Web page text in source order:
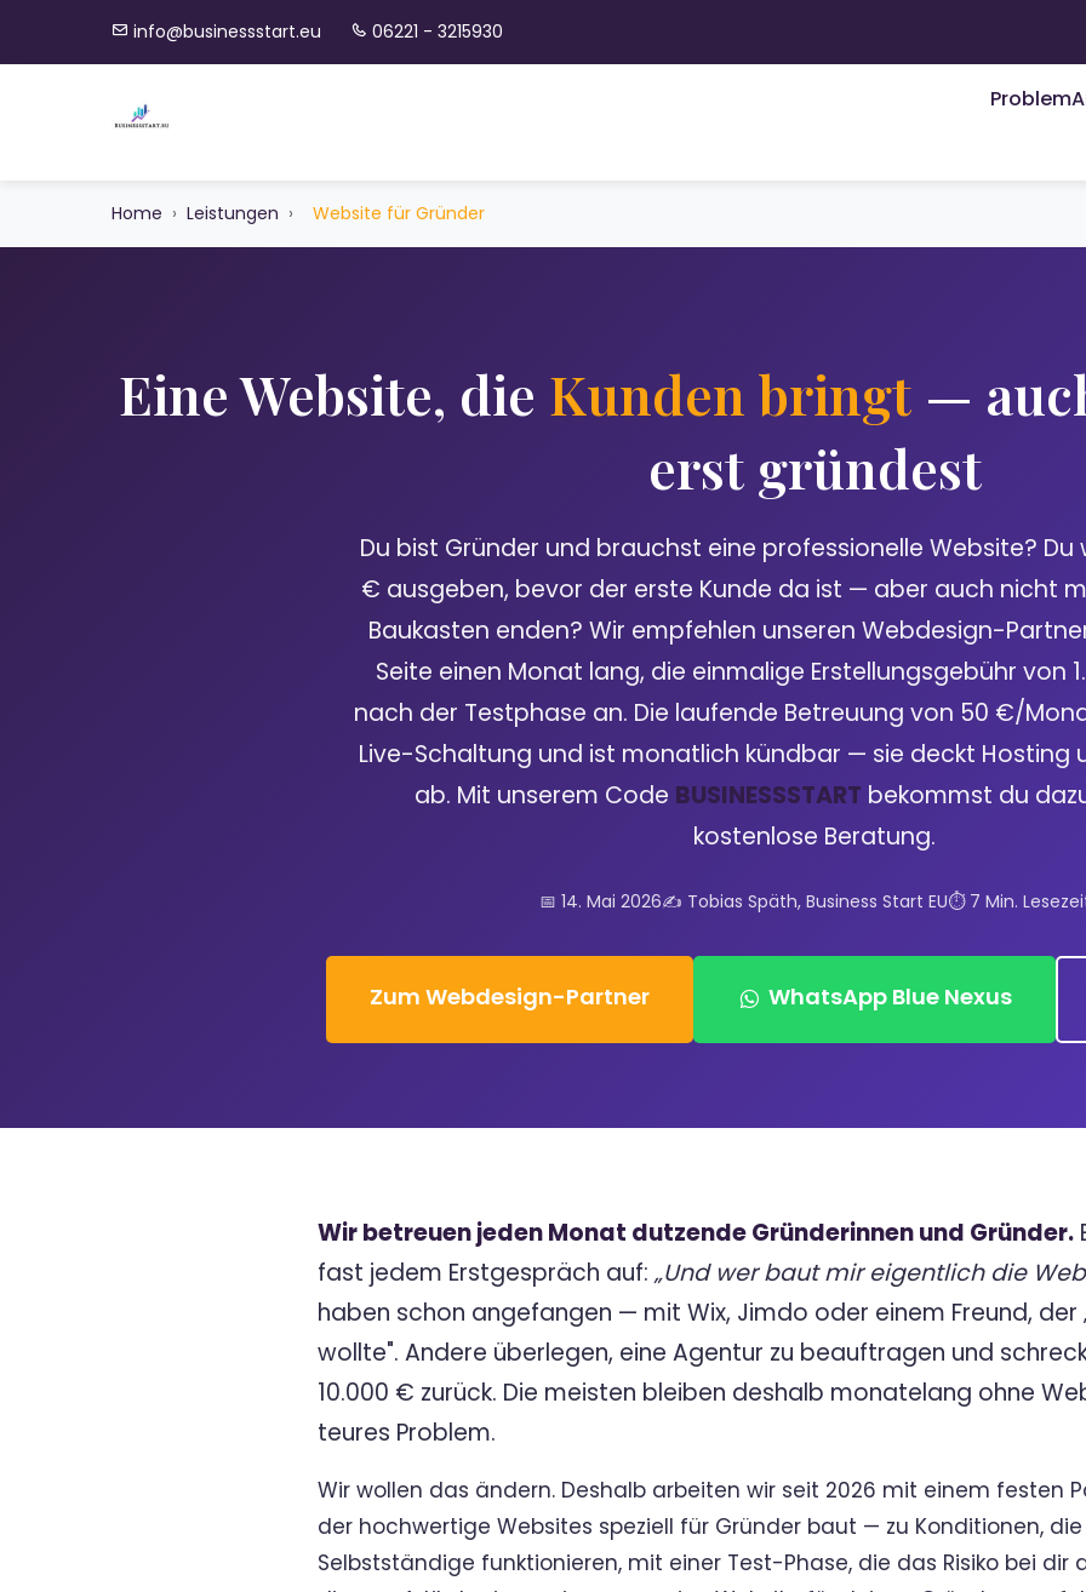
info@businessstart.eu 06221 - 3215930
Problem
Home › Leistungen › Website für Gründer
Eine Website, die Kunden bringt—
erst gründest
Du bist Gründer und brauchst eine professionelle Website? Du
€ ausgeben, bevor der erste Kunde da ist — aber auch nicht
Baukasten enden? Wir empfehlen unseren Webdesign-
Seite einen Monat lang, die einmalige Erstellungsgebühr von
nach der Testphase an. Die laufende Betreuung von 50 €/
Live-Schaltung und ist monatlich kündbar — sie deckt Hosting
ab. Mit unserem Code BUSINESSSTART bekommst du
kostenlose Beratung.
📅 14. Mai 2026✍️ Tobias Späth, Business Start EU⏱️ 7 Min.
Zum Webdesign-Partner WhatsApp Blue Nexus
Wir betreuen jeden Monat dutzende Gründerinnen und Gründer.
fast jedem Erstgespräch auf: „Und wer baut mir eigentlich die
haben schon angefangen — mit Wix, Jimdo oder einem Freund,
wollte". Andere überlegen, eine Agentur zu beauftragen und
10.000 € zurück. Die meisten bleiben deshalb monatelang ohne
teures Problem.
Wir wollen das ändern. Deshalb arbeiten wir seit 2026 mit einem festen
der hochwertige Websites speziell für Gründer baut — zu Konditionen,
Selbstständige funktionieren, mit einer Test-Phase, die das Risiko bei dir